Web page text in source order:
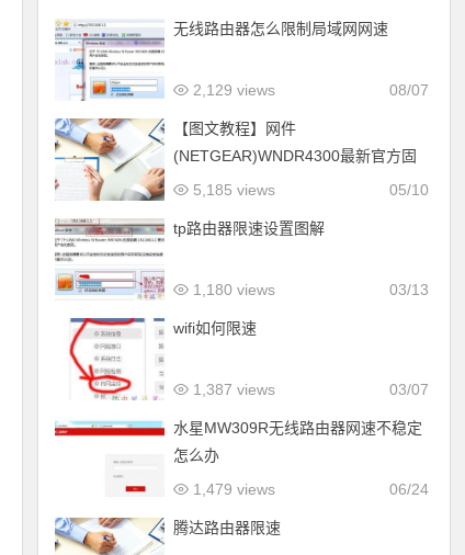
无线路由器怎么限制局域网网速
08/07
2,129 views
【图文教程】网件
(NETGEAR)WNDR4300最新官方固
件
05/10
5,185 views
tp路由器限速设置图解
03/13
1,180 views
wifi如何限速
03/07
1,387 views
水星MW309R无线路由器网速不稳定
怎么办
06/24
1,479 views
腾达路由器限速